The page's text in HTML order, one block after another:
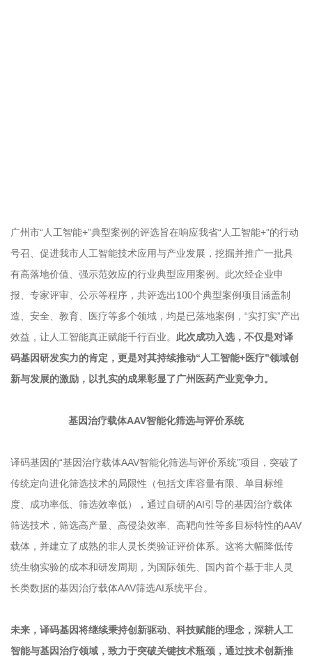
广州市“人工智能+”典型案例的评选旨在响应我省“人工智能+”的行动
号召、促进我市人工智能技术应用与产业发展，挖掘并推广一批具
有高落地价值、强示范效应的行业典型应用案例。此次经企业申
报、专家评审、公示等程序，共评选出100个典型案例项目涵盖制
造、安全、教育、医疗等多个领域，均是已落地案例，“实打实”产出
效益，让人工智能真正赋能千行百业。 此次成功入选，不仅是对译
码基因研发实力的肯定，更是对其持续推动“人工智能+医疗”领域创
新与发展的激励，以扎实的成果彰显了广州医药产业竞争力。
基因治疗载体AAV智能化筛选与评价系统
译码基因的“基因治疗载体AAV智能化筛选与评价系统”项目，突破了
传统定向进化筛选技术的局限性（包括文库容量有限、单目标维
度、成功率低、筛选效率低），通过自研的AI引导的基因治疗载体
筛选技术，筛选高产量、高侵染效率、高靶向性等多目标特性的AAV
载体，并建立了成熟的非人灵长类验证评价体系。这将大幅降低传
统生物实验的成本和研发周期，为国际领先、国内首个基于非人灵
长类数据的基因治疗载体AAV筛选AI系统平台。
未来，译码基因将继续秉持创新驱动、科技赋能的理念，深耕人工
智能与基因治疗领域，致力于突破关键技术瓶颈，通过技术创新推